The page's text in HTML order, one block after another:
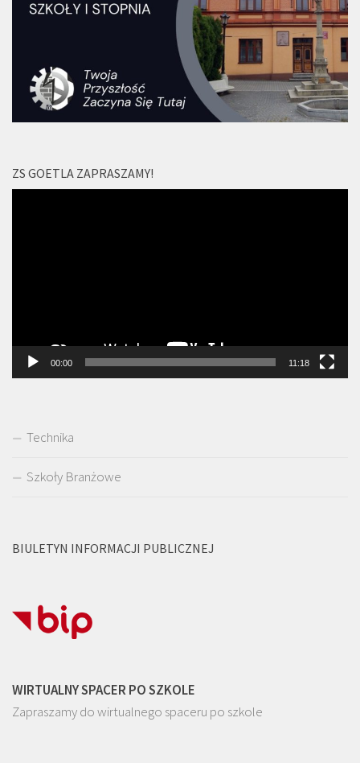
ZS GOETLA ZAPRASZAMY!
00:00 11:18
Technika
Szkoły Branżowe
BIULETYN INFORMACJI PUBLICZNEJ
WIRTUALNY SPACER PO SZKOLE
Zapraszamy do wirtualnego spaceru po szkole